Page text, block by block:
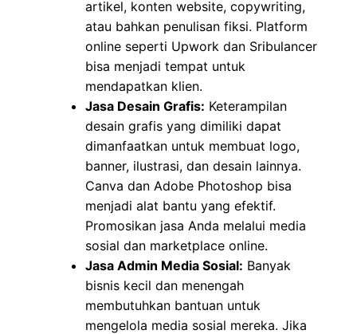
artikel, konten website, copywriting,
atau bahkan penulisan fiksi. Platform
online seperti Upwork dan Sribulancer
bisa menjadi tempat untuk
mendapatkan klien.
Jasa Desain Grafis: Keterampilan
desain grafis yang dimiliki dapat
dimanfaatkan untuk membuat logo,
banner, ilustrasi, dan desain lainnya.
Canva dan Adobe Photoshop bisa
menjadi alat bantu yang efektif.
Promosikan jasa Anda melalui media
sosial dan marketplace online.
Jasa Admin Media Sosial: Banyak
bisnis kecil dan menengah
membutuhkan bantuan untuk
mengelola media sosial mereka. Jika